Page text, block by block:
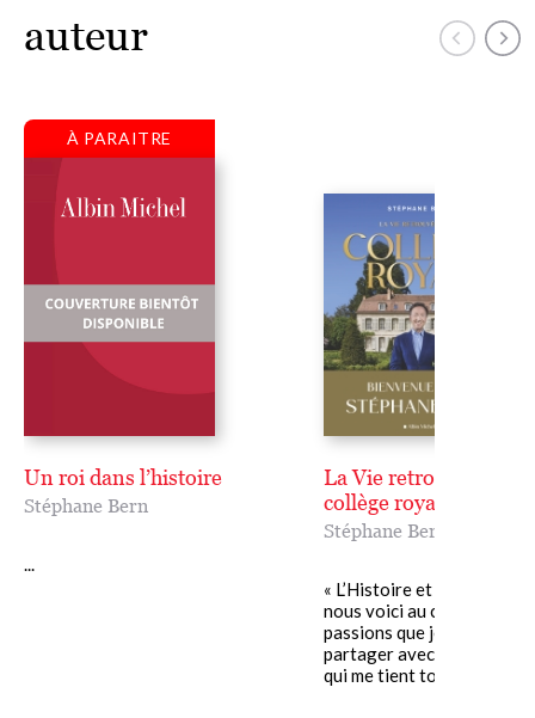
auteur
À PARAITRE
Un roi dans l’histoire
Stéphane Bern
La Vie retrouvée d'un
collège royal
Stéphane Bern
« L’Histoire et le
nous voici au cœur de mes
passions que je suis
partager avec vous dans
qui me tient tout......